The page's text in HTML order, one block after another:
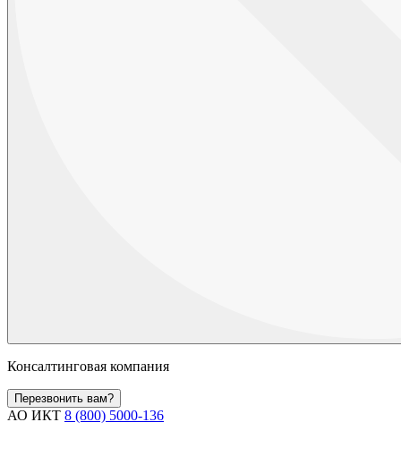
Консалтинговая компания
Перезвонить вам?
АО ИКТ 8 (800) 5000-136